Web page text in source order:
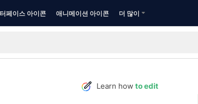
페이스 아이콘 애니메이션 아이콘 더 많이
Learn how to edit